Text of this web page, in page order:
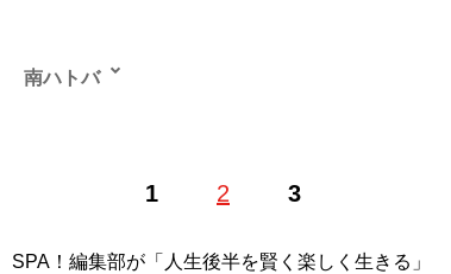
1 2 3
南ハトバ
SPA！編集部が「人生後半を賢く楽しく生きる」